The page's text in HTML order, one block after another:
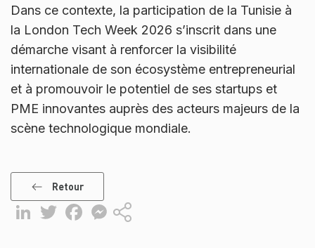
Dans ce contexte, la participation de la Tunisie à
la London Tech Week 2026 s’inscrit dans une
démarche visant à renforcer la visibilité
internationale de son écosystème entrepreneurial
et à promouvoir le potentiel de ses startups et
PME innovantes auprès des acteurs majeurs de la
scène technologique mondiale.
Retour
LinkedInTwitterFacebookMessenger